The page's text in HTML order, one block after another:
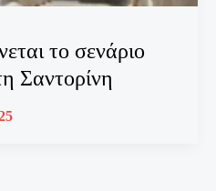
το σενάριο
Σαντορίνη